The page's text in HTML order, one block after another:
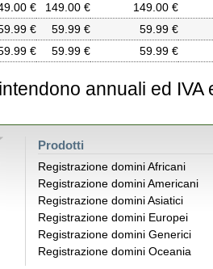
€ 149.00 €
149.00 €
€ 59.99 €
59.99 €
€ 59.99 € 59.99 €
annuali ed IVA
Prodotti
Registrazione domini Africani
Registrazione domini Americani
Registrazione domini Asiatici
Registrazione domini Europei
Registrazione domini Generici
Registrazione domini Oceania